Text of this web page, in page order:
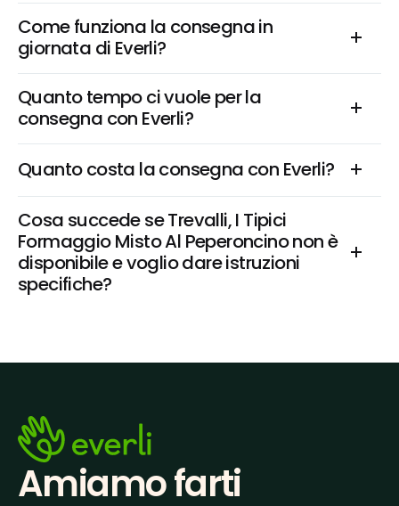
Come funziona la consegna in
giornata di Everli?
Quanto tempo ci vuole per la
consegna con Everli?
Quanto costa la consegna con Everli?
Cosa succede se Trevalli, I Tipici
Formaggio Misto Al Peperoncino non è
disponibile e voglio dare istruzioni
specifiche?
Amiamo farti